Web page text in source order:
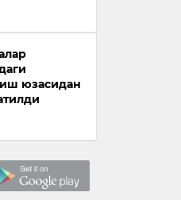
юзасидан